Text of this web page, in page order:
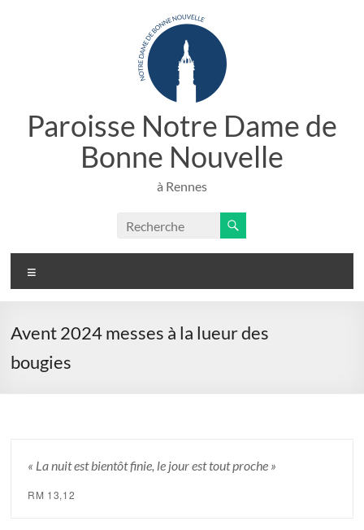
Paroisse Notre Dame de
Bonne Nouvelle
à Rennes
Avent 2024 messes à la lueur des
bougies
« La nuit est bientôt finie, le jour est tout proche »
RM 13,12